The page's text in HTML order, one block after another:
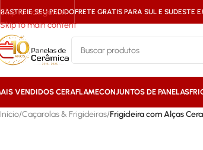
Skip to navigation
Skip to main content
RASTREIE SEU PEDIDOFRETE GRATIS PARA SUL E SUDESTE
VENDIDOS CERAFLAMECONJUNTOS DE PANELAS
Início/Caçarolas & Frigideiras/Frigideira com Alças